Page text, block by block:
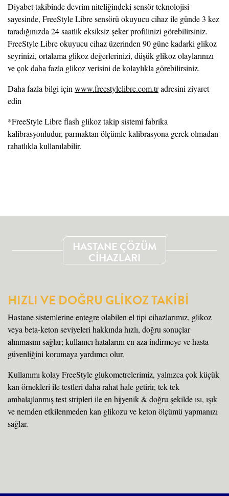
Diyabet takibinde devrim niteliğindeki sensör teknolojisi
sayesinde, FreeStyle Libre sensörü okuyucu cihaz ile günde 3 kez
taradığınızda 24 saatlik eksiksiz şeker profilinizi görebilirsiniz.
FreeStyle Libre okuyucu cihaz üzerinden 90 güne kadarki glikoz
seyrinizi, ortalama glikoz değerlerinizi, düşük glikoz olaylarınızı
ve çok daha fazla glikoz verisini de kolaylıkla görebilirsiniz.
Daha fazla bilgi için www.freestylelibre.com.tradresini ziyaret
edin
*FreeStyle Libre flash glikoz takip sistemi fabrika
kalibrasyonludur, parmaktan ölçümle kalibrasyona gerek olmadan
rahatlıkla kullanılabilir.
HASTANE ÇÖZÜM
CİHAZLARI
HIZLI VE DOĞRU GLİKOZ TAKİBİ
Hastane sistemlerine entegre olabilen el tipi cihazlarımız, glikoz
veya beta-keton seviyeleri hakkında hızlı, doğru sonuçlar
alınmasını sağlar; kullanıcı hatalarını en aza indirmeye ve hasta
güvenliğini korumaya yardımcı olur.
Kullanımı kolay FreeStyle glukometrelerimiz, yalnızca çok küçük
kan örnekleri ile testleri daha rahat hale getirir, tek tek
ambalajlanmış test stripleri ile en hijyenik & doğru şekilde ısı, ışık
ve nemden etkilenmeden kan glikozu ve keton ölçümü yapmanızı
sağlar.